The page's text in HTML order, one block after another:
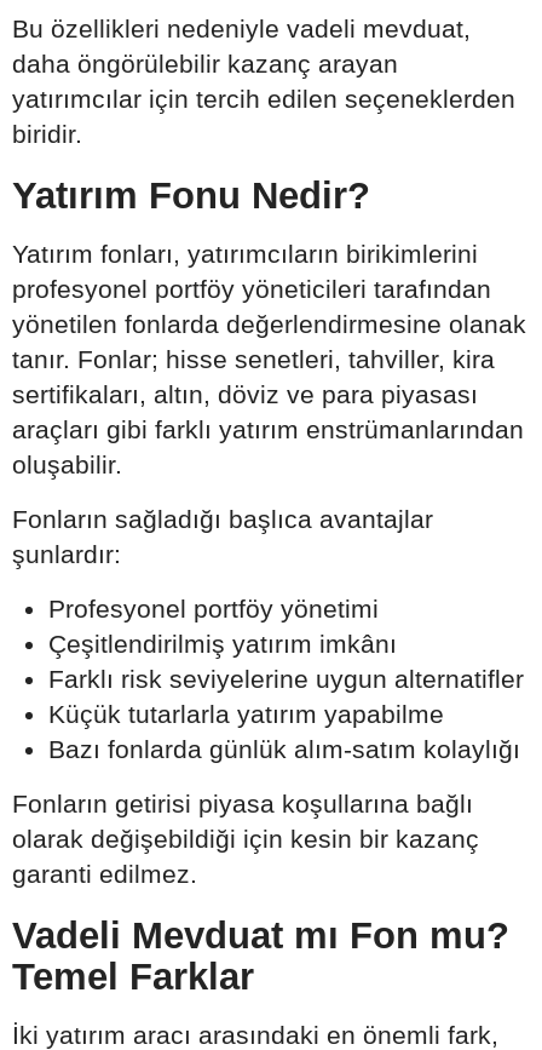
Bu özellikleri nedeniyle vadeli mevduat,
daha öngörülebilir kazanç arayan
yatırımcılar için tercih edilen seçeneklerden
biridir.
Yatırım Fonu Nedir?
Yatırım fonları, yatırımcıların birikimlerini
profesyonel portföy yöneticileri tarafından
yönetilen fonlarda değerlendirmesine olanak
tanır. Fonlar; hisse senetleri, tahviller, kira
sertifikaları, altın, döviz ve para piyasası
araçları gibi farklı yatırım enstrümanlarından
oluşabilir.
Fonların sağladığı başlıca avantajlar
şunlardır:
Profesyonel portföy yönetimi
Çeşitlendirilmiş yatırım imkânı
Farklı risk seviyelerine uygun alternatifler
Küçük tutarlarla yatırım yapabilme
Bazı fonlarda günlük alım-satım kolaylığı
Fonların getirisi piyasa koşullarına bağlı
olarak değişebildiği için kesin bir kazanç
garanti edilmez.
Vadeli Mevduat mı Fon mu?
Temel Farklar
İki yatırım aracı arasındaki en önemli fark,